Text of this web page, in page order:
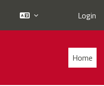
Login
Home